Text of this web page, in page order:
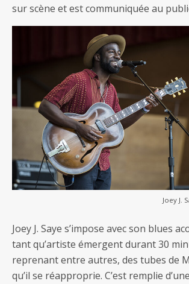
sur scène et est communiquée au
Joey J.
Joey J. Saye s’impose avec son blues
tant qu’artiste émergent durant 30
reprenant entre autres, des tubes de
qu’il se réapproprie. C’est remplie